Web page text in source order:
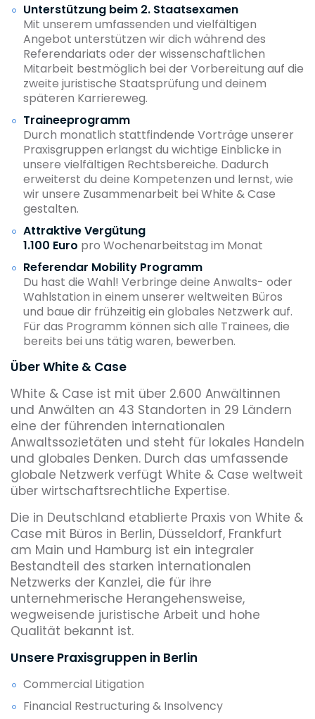
Unterstützung beim 2. Staatsexamen
Mit unserem umfassenden und vielfältigen
Angebot unterstützen wir dich während des
Referendariats oder der wissenschaftlichen
Mitarbeit bestmöglich bei der Vorbereitung auf die
zweite juristische Staatsprüfung und deinem
späteren Karriereweg.
Traineeprogramm
Durch monatlich stattfindende Vorträge unserer
Praxisgruppen erlangst du wichtige Einblicke in
unsere vielfältigen Rechtsbereiche. Dadurch
erweiterst du deine Kompetenzen und lernst, wie
wir unsere Zusammenarbeit bei White & Case
gestalten.
Attraktive Vergütung
1.100 Euro pro Wochenarbeitstag im Monat
Referendar Mobility Programm
Du hast die Wahl! Verbringe deine Anwalts- oder
Wahlstation in einem unserer weltweiten Büros
und baue dir frühzeitig ein globales Netzwerk auf.
Für das Programm können sich alle Trainees, die
bereits bei uns tätig waren, bewerben.
Über White & Case
White & Case ist mit über 2.600 Anwältinnen
und Anwälten an 43 Standorten in 29 Ländern
eine der führenden internationalen
Anwaltssozietäten und steht für lokales Handeln
und globales Denken. Durch das umfassende
globale Netzwerk verfügt White & Case weltweit
über wirtschaftsrechtliche Expertise.
Die in Deutschland etablierte Praxis von White &
Case mit Büros in Berlin, Düsseldorf, Frankfurt
am Main und Hamburg ist ein integraler
Bestandteil des starken internationalen
Netzwerks der Kanzlei, die für ihre
unternehmerische Herangehensweise,
wegweisende juristische Arbeit und hohe
Qualität bekannt ist.
Unsere Praxisgruppen in Berlin
Commercial Litigation
Financial Restructuring & Insolvency